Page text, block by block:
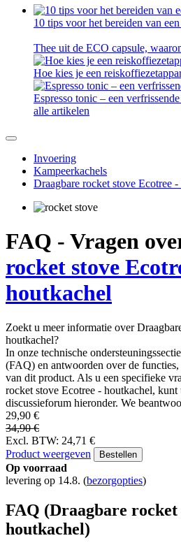
10 tips voor het bereiden van
Thee uit de ECO capsule,
Hoe kies je een
Espresso tonic – een verfrissende
Invoering
Kampeerkachels
Draagbare rocket stove Ecotree
FAQ - Vragen over
rocket stove
houtkachel
Zoekt u meer informatie over